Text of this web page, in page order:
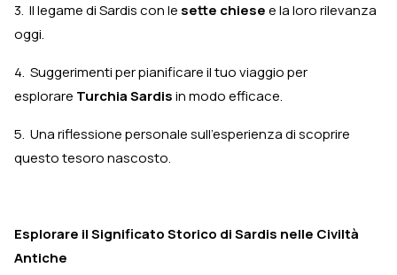
3. Il legame di Sardis con le sette chiesee la loro rilevanza
oggi.
4. Suggerimenti per pianificare il tuo viaggio per
esplorare Turchia Sardisin modo efficace.
5. Una riflessione personale sull'esperienza di scoprire
questo tesoro nascosto.
Esplorare il Significato Storico di Sardis nelle Civiltà
Antiche